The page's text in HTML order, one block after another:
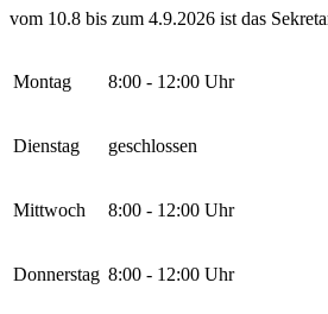
vom 10.8 bis zum 4.9.2026 ist das
Montag 8:00 - 12:00 Uhr
Dienstag geschlossen
Mittwoch 8:00 - 12:00 Uhr
Donnerstag 8:00 - 12:00 Uhr